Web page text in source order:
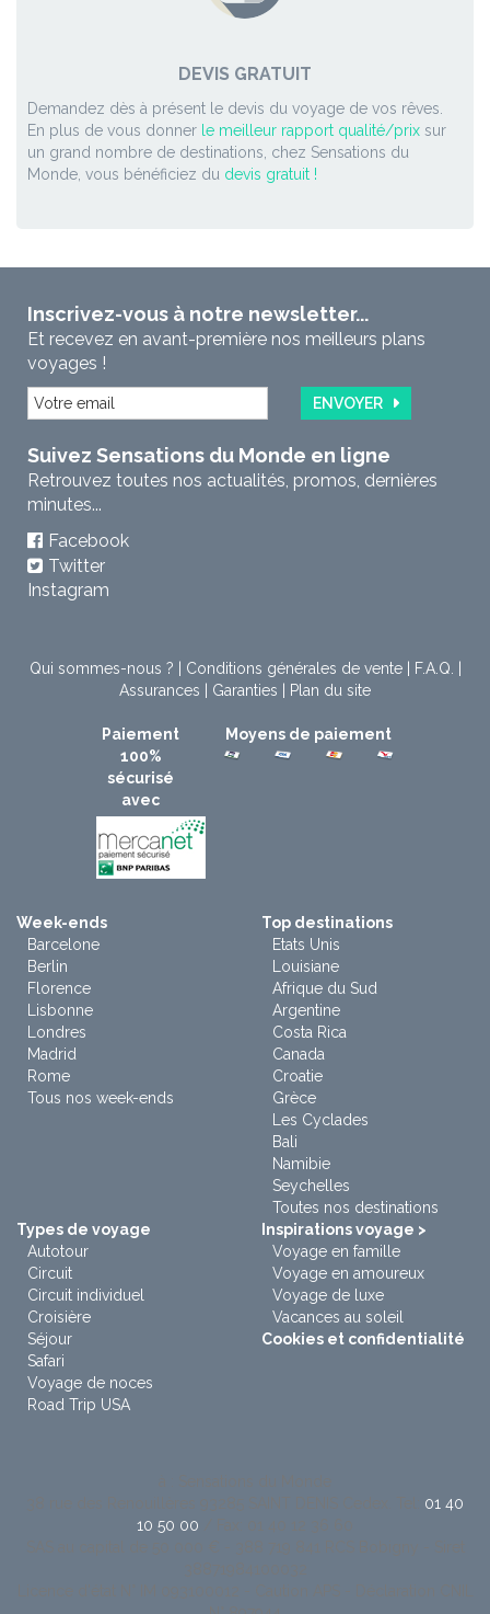
DEVIS GRATUIT
Demandez dès à présent le devis du voyage de vos rêves.
En plus de vous donner le meilleur rapport qualité/prix sur
un grand nombre de destinations, chez Sensations du
Monde, vous bénéficiez du devis gratuit !
Inscrivez-vous à notre newsletter...
Et recevez en avant-première nos meilleurs plans
voyages !
ENVOYER
Suivez Sensations du Monde en ligne
Retrouvez toutes nos actualités, promos, dernières
minutes...
Facebook
Twitter
Instagram
Qui sommes-nous ? Conditions générales de vente| F.A.Q.
Assurances
Garanties Plan du site
Paiement
100%
sécurisé
avec
Moyens de paiement
Week-ends
Barcelone
Berlin
Florence
Lisbonne
Londres
Madrid
Rome
Tous nos week-ends
Top destinations
Etats Unis
Louisiane
Afrique du Sud
Argentine
Costa Rica
Canada
Croatie
Grèce
Les Cyclades
Bali
Namibie
Seychelles
Toutes nos destinations
Types de voyage
Autotour
Circuit
Circuit individuel
Croisière
Séjour
Safari
Voyage de noces
Road Trip USA
Inspirations voyage >
Voyage en famille
Voyage en amoureux
Voyage de luxe
Vacances au soleil
Cookies et confidentialité
01 40
10 50 00